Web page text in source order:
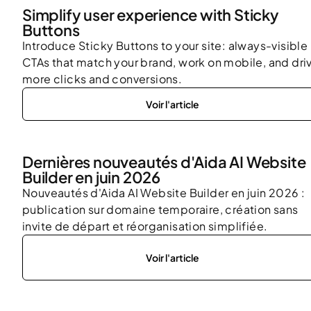
Simplify user experience with Sticky
Buttons
Introduce Sticky Buttons to your site: always-visible
CTAs that match your brand, work on mobile, and
more clicks and conversions.
Voir l'article
Dernières nouveautés d'Aida AI Website
Builder en juin 2026
Nouveautés d'Aida AI Website Builder en juin 2026 :
publication sur domaine temporaire, création sans
invite de départ et réorganisation simplifiée.
Voir l'article